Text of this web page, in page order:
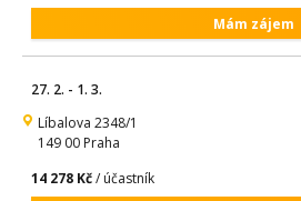
Mám zájem
27. 2. - 1. 3.
Líbalova 2348/1
149 00 Praha
14 278 Kč/ účastník